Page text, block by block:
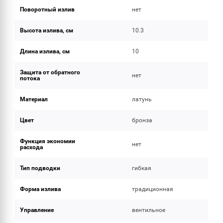
Поворотный излив нет
Высота излива, см 10.3
Длина излива, см 10
Защита от обратного
потока
нет
Материал латунь
Цвет бронза
Функция экономии
расхода
нет
Тип подводки гибкая
Форма излива традиционная
Управление вентильное